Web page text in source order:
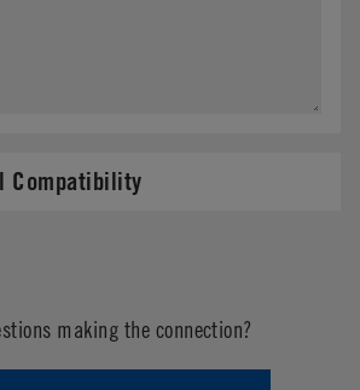
Compatibility
making the connection?